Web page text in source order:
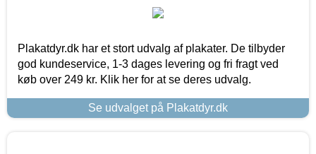
Plakatdyr.dk har et stort udvalg af plakater. De tilbyder
god kundeservice, 1-3 dages levering og fri fragt ved
køb over 249 kr. Klik her for at se deres udvalg.
Se udvalget på Plakatdyr.dk